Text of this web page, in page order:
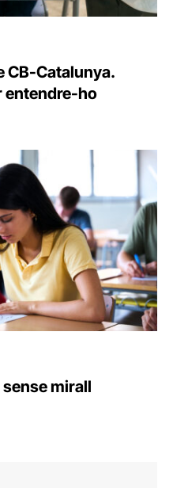
CB-Catalunya.
entendre-ho
sense mirall